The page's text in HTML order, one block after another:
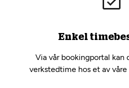
Enkel
Via vår bookingportal kan
verkstedtime hos et av